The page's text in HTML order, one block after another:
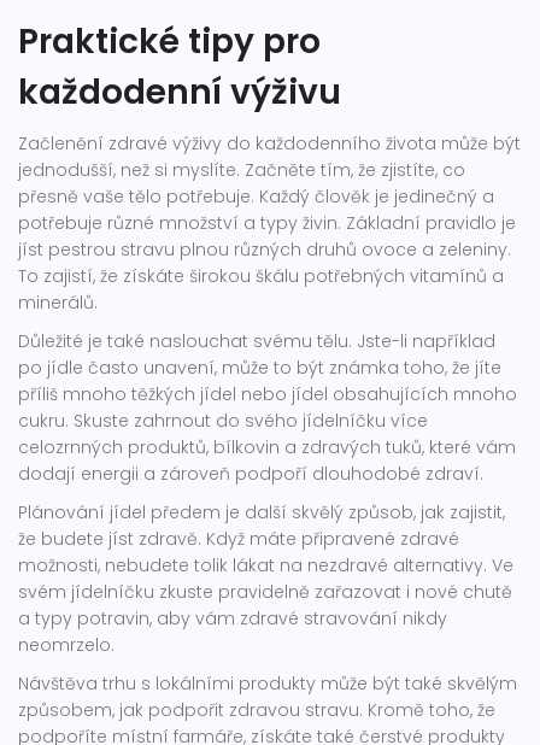
Praktické tipy pro
každodenní výživu
Začlenění zdravé výživy do každodenního života může být
jednodušší, než si myslíte. Začněte tím, že zjistíte, co
přesně vaše tělo potřebuje. Každý člověk je jedinečný a
potřebuje různé množství a typy živin. Základní pravidlo je
jíst pestrou stravu plnou různých druhů ovoce a zeleniny.
To zajistí, že získáte širokou škálu potřebných vitamínů a
minerálů.
Důležité je také naslouchat svému tělu. Jste-li například
po jídle často unavení, může to být známka toho, že jíte
příliš mnoho těžkých jídel nebo jídel obsahujících mnoho
cukru. Skuste zahrnout do svého jídelníčku více
celozrnných produktů, bílkovin a zdravých tuků, které vám
dodají energii a zároveň podpoří dlouhodobé zdraví.
Plánování jídel předem je další skvělý způsob, jak zajistit,
že budete jíst zdravě. Když máte připravené zdravé
možnosti, nebudete tolik lákat na nezdravé alternativy. Ve
svém jídelníčku zkuste pravidelně zařazovat i nové chutě
a typy potravin, aby vám zdravé stravování nikdy
neomrzelo.
Návštěva trhu s lokálními produkty může být také skvělým
způsobem, jak podpořit zdravou stravu. Kromě toho, že
podpoříte místní farmáře, získáte také čerstvé produkty